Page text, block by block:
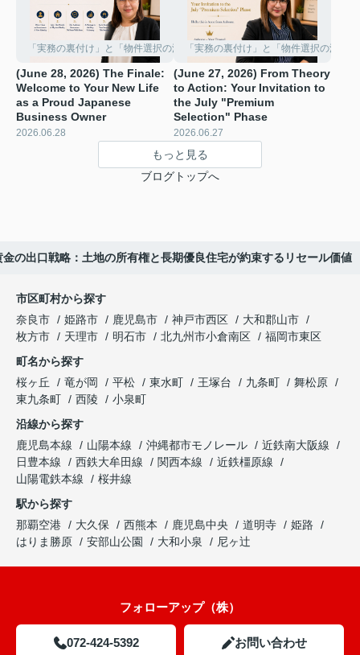
「実務の裏付け」と「物件選択の深化」
(June 28, 2026) The Finale:
Welcome to Your New Life
as a Proud Japanese
Business Owner
2026.06.28
「実務の裏付け」と「物件選択の深化」
(June 27, 2026) From Theory
to Action: Your Invitation to
the July "Premium
Selection" Phase ️
2026.06.27
もっと見る
ブログトップへ
の出口戦略：土地の所有権と長期優良住宅が約束するリセール価値
市区町村から探す
奈良市
姫路市 鹿児島市 神戸市西区
大和郡山市
枚方市
天理市 明石市 北九州市小倉南区
福岡市東区
町名から探す
桜ヶ丘
竜が岡 平松 東水町 王塚台 九条町
舞松原
東九条町
西陵
小泉町
沿線から探す
鹿児島本線
山陽本線 沖縄都市モノレール
近鉄南大阪線
日豊本線
西鉄大牟田線 関西本線
近鉄橿原線
山陽電鉄本線
桜井線
駅から探す
那覇空港
大久保 西熊本 鹿児島中央 道明寺
姫路
はりま勝原
安部山公園 大和小泉 尼ヶ辻
フォローアップ（株）
072-424-5392 お問い合わせ